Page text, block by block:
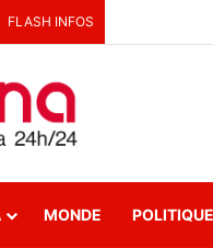
FLASH INFOS
MONDE POLITIQUE